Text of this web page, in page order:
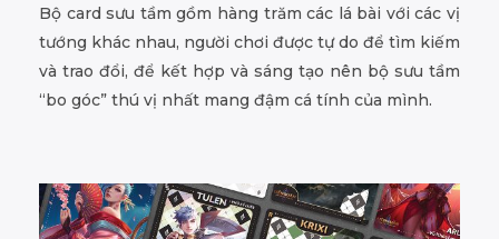
Bộ card sưu tầm gồm hàng trăm các lá bài với các vị
tướng khác nhau, người chơi được tự do để tìm kiếm
và trao đổi, để kết hợp và sáng tạo nên bộ sưu tầm
“bo góc” thú vị nhất mang đậm cá tính của mình.